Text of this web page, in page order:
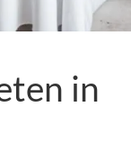
in